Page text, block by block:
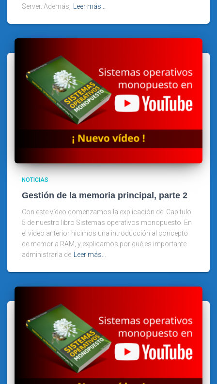
Server. Además,
Leer más…
NOTICIAS
Gestión de la memoria principal, parte 2
Con este vídeo comenzamos la explicación del Capitulo
5 de nuestro libro Sistemas operativos monopuesto. En
el vídeo anterior hicimos una introducción al concepto
de memoria RAM, y explicamos por qué es importante
administrarla de Leer más…